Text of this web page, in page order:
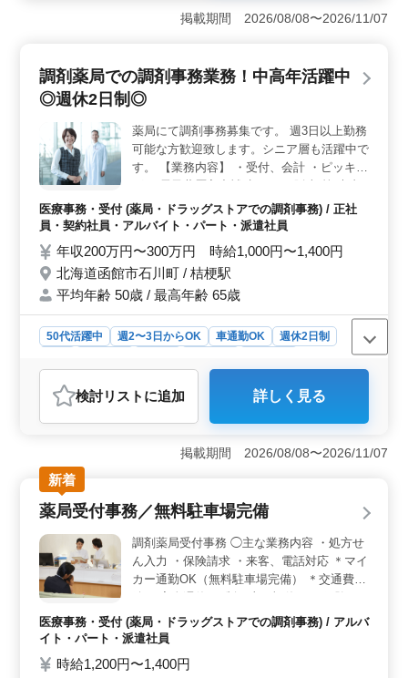
局にて、調剤事務業務の募集です。受付やピッキングな
どの業務を通じて、薬局運営に貢献しましょう。週3日以
ませんか？ 【働きやすい環境での待遇】 車通勤可
で、大麻駅からもアクセスしやすい場所にあります。週
給1,000円〜1,300円で、年収220万円〜300万円となって
います。通勤手当も支給されますので、通勤負担が軽減
されます。 【医療業界での活躍】 医療業界での経
験を活かし、薬局にて調剤事務業務に従事しましょう。
平均年齢50歳のチームで、中高年の方が多数活躍してい
ます。禁煙の環境で快適に働けるため、安心して長く働
ける職場です。
掲載期間 2026/08/08〜2026/11/07
調剤薬局での調剤事務業務！中高年活躍中
◎週休2日制◎
薬局にて調剤事務募集です。 週3日以上勤務
可能な方歓迎致します。シニア層も活躍中で
す。 【業務内容】 ・受付、会計 ・ピッキン
さんから信頼され、親しまれる薬局を心がけ
ています。 正社員及びアルバイト・パート
る方を募集！皆様の応募お待ちしています！
医療事務・受付 (薬局・ドラッグストアでの調剤事務) / 正社
員・契約社員・アルバイト・パート・派遣社員
年収200万円〜300万円 時給1,000円〜1,400円
北海道函館市石川町 / 桔梗駅
平均年齢 50歳 / 最高年齢 65歳
50代活躍中 週2〜3日からOK 車通勤OK
週休2日制
医療事務・受付
おすすめポイント
【調剤薬局での調剤事務業務】 中高年の方も活躍でき
る薬局にて、調剤事務業務の募集です。受付やピッキン
グなどの業務を通じて、薬局運営に貢献しましょう。週3
日以上の勤務が可能な方を歓迎します。 【働きやす
い環境での待遇】 車通勤可で、桔梗駅からもアクセス
しやすい場所にあります。週休2日制で、土曜日の午後や
日曜日、祝日などしっかり休めます。給与は時給1,000
円〜1,300円で、年収220万円〜300万円となっていま
す。 【医療業界での活躍】 医療業界での経験を活
かし、薬局にて調剤事務業務に従事しましょう。平均年
齢50歳のチームで、中高年の方が多数活躍しています。
禁煙の環境で快適に働けるため、安心して長く働ける職
場です。
検討リスト に追加 詳しく見る
掲載期間 2026/08/08〜2026/11/07
新着
薬局受付事務／無料駐車場完備
調剤薬局受付事務 ◯主な業務内容 ・処方せ
ん入力 ・保険請求 ・来客、電話対応 ＊マイ
カー通勤OK（無料駐車場完備） ＊交通費支
豊富なスタッフさんを募集します。 幅広い
業務に対応可能な方、ぜひご応募ください。
医療事務・受付 (薬局・ドラッグストアでの調剤事務) / アルバ
イト・パート・派遣社員
時給1,200円〜1,400円